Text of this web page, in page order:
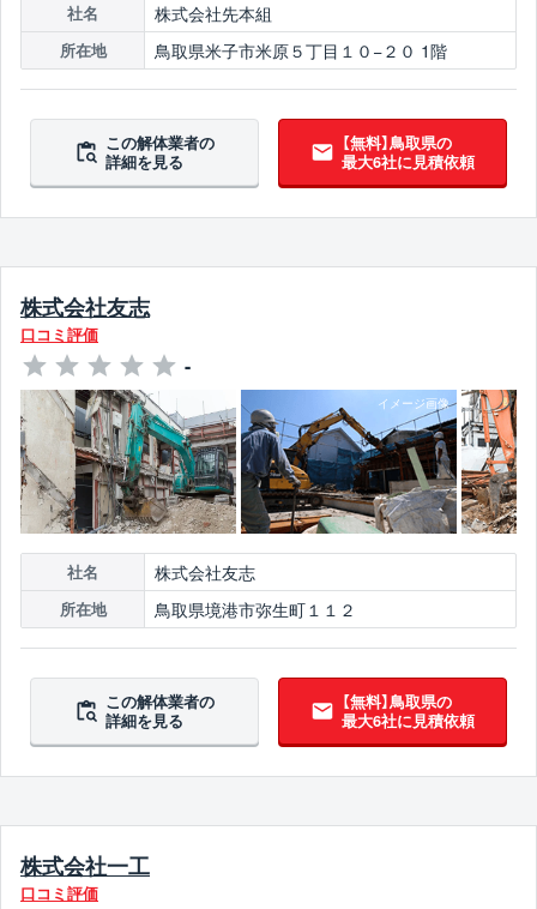
社名 株式会社先本組
所在地 鳥取県米子市米原５丁目１０−２０ 1階
この解体業者の
詳細を見る
【無料】鳥取県の
最大6社に見積依頼
株式会社友志
口コミ評価
-
社名 株式会社友志
所在地 鳥取県境港市弥生町１１２
この解体業者の
詳細を見る
【無料】鳥取県の
最大6社に見積依頼
株式会社一工
口コミ評価